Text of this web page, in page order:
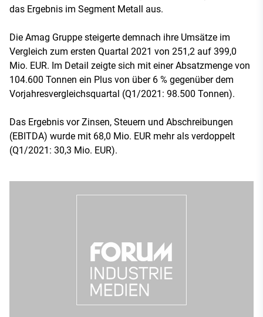
das Ergebnis im Segment Metall aus.
Die Amag Gruppe steigerte demnach ihre Umsätze im
Vergleich zum ersten Quartal 2021 von 251,2 auf 399,0
Mio. EUR. Im Detail zeigte sich mit einer Absatzmenge von
104.600 Tonnen ein Plus von über 6 % gegenüber dem
Vorjahresvergleichsquartal (Q1/2021: 98.500 Tonnen).
Das Ergebnis vor Zinsen, Steuern und Abschreibungen
(EBITDA) wurde mit 68,0 Mio. EUR mehr als verdoppelt
(Q1/2021: 30,3 Mio. EUR).